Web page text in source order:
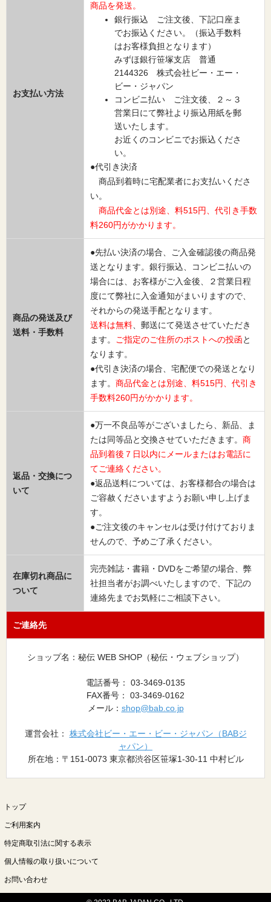
お支払い方法
商品を発送。
銀行振込 ご注文後、下記口座ま
でお振込ください。（振込手数料
はお客様負担となります）
みずほ銀行笹塚支店 普通
2144326 株式会社ビー・エー・
ビー・ジャパン
コンビニ払い ご注文後、２～３
営業日にて弊社より振込用紙を郵
送いたします。
お近くのコンビニでお振込くださ
い。
●代引き決済
商品到着時に宅配業者にお支払いくださ
い。
商品代金とは別途、料515円、代引き手数
料260円がかかります。
商品の発送及び
送料・手数料
●先払い決済の場合、ご入金確認後の商品発
送となります。銀行振込、コンビニ払いの
場合には、お客様がご入金後、２営業日程
度にて弊社に入金通知がまいりますので、
それからの発送手配となります。
送料は無料 、郵送にて発送させていただき
ます。
ご指定のご住所のポストへの投函と
なります。
●代引き決済の場合、宅配便での発送となり
ます。 商品代金とは別途、料515円、代引き
手数料260円がかかります。
返品・交換につ
いて
●万一不良品等がございましたら、新品、ま
たは同等品と交換させていただきます。 商
品到着後７日以内にメールまたはお電話に
てご連絡ください。
●返品送料については、お客様都合の場合は
ご容赦くださいますようお願い申し上げま
す。
●ご注文後のキャンセルは受け付けておりま
せんので、予めご了承ください。
在庫切れ商品に
ついて
完売雑誌・書籍・DVDをご希望の場合、弊
社担当者がお調べいたしますので、下記の
連絡先までお気軽にご相談下さい。
ご連絡先
ショップ名：秘伝 WEB SHOP（秘伝・ウェブショップ）
電話番号： 03-3469-0135
FAX番号： 03-3469-0162
メール： shop@bab.co.jp
運営会社： 株式会社ビー・エー・ビー・ジャパン（BABジ
ャパン）
所在地：〒151-0073 東京都渋谷区笹塚1-30-11 中村ビル
トップ
ご利用案内
特定商取引法に関する表示
個人情報の取り扱いについて
お問い合わせ